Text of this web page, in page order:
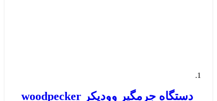
دستگاه جرمگیر وودپکر woodpecker